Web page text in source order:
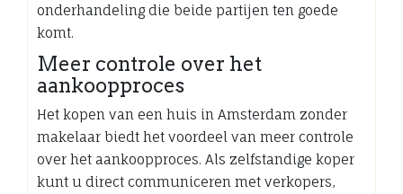
onderhandeling die beide partijen ten goede
komt.
Meer controle over het
aankoopproces
Het kopen van een huis in Amsterdam zonder
makelaar biedt het voordeel van meer controle
over het aankoopproces. Als zelfstandige koper
kunt u direct communiceren met verkopers,